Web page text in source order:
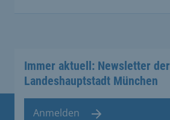
Immer aktuell: Newsletter der
Landeshauptstadt München
Anmelden